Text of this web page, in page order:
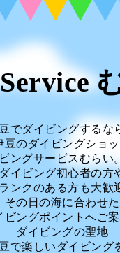
でダイビングするな
豆のダイビングショ
ビングサービスむらい
ダイビング初心者の方
ンクのある方も大歓
その日の海に合わせた
ビングポイントへご案
ダイビングの聖地
で楽しいダイビング